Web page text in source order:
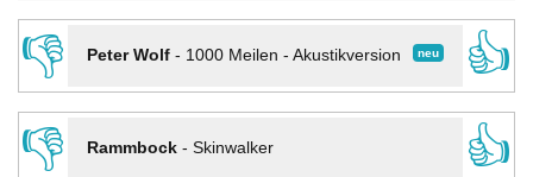
👎
neu
Peter Wolf- 1000 Meilen - Akustikversion
👍
👎
Rammbock- Skinwalker
👍